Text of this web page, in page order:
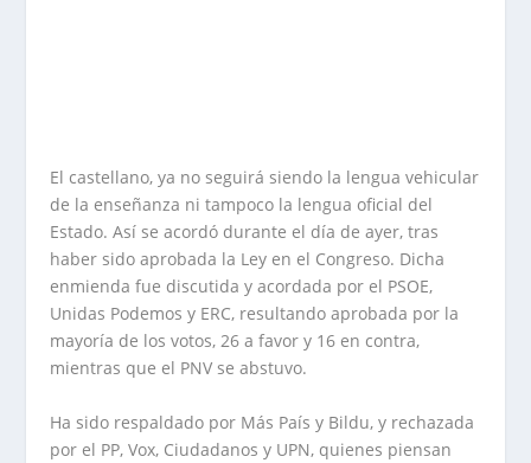
El castellano, ya no seguirá siendo la lengua vehicular
de la enseñanza ni tampoco la lengua oficial del
Estado. Así se acordó durante el día de ayer, tras
haber sido aprobada la Ley en el Congreso. Dicha
enmienda fue discutida y acordada por el PSOE,
Unidas Podemos y ERC, resultando aprobada por la
mayoría de los votos, 26 a favor y 16 en contra,
mientras que el PNV se abstuvo.
Ha sido respaldado por Más País y Bildu, y rechazada
por el PP, Vox, Ciudadanos y UPN, quienes piensan